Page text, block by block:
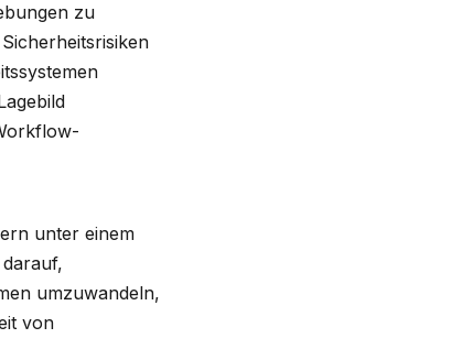
zu
unter einem
umzuwandeln,
von